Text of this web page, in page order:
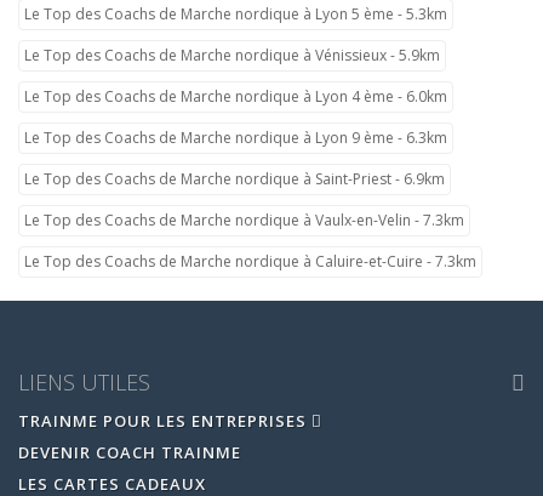
Le Top des Coachs de Marche nordique à Lyon 5 ème - 5.3km
Le Top des Coachs de Marche nordique à Vénissieux - 5.9km
Le Top des Coachs de Marche nordique à Lyon 4 ème - 6.0km
Le Top des Coachs de Marche nordique à Lyon 9 ème - 6.3km
Le Top des Coachs de Marche nordique à Saint-Priest - 6.9km
Le Top des Coachs de Marche nordique à Vaulx-en-Velin - 7.3km
Le Top des Coachs de Marche nordique à Caluire-et-Cuire - 7.3km
LIENS UTILES
TRAINME POUR LES ENTREPRISES
DEVENIR COACH TRAINME
LES CARTES CADEAUX